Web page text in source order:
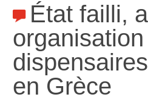
État failli,
en Grèce